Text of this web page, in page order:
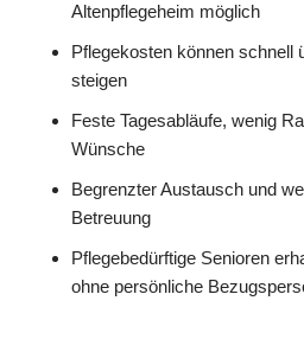
Altenpflegeheim möglich
Pflegekosten können schnell
steigen
Feste Tagesabläufe, wenig
Wünsche
Begrenzter Austausch und
Betreuung
Pflegebedürftige Senioren
ohne persönliche